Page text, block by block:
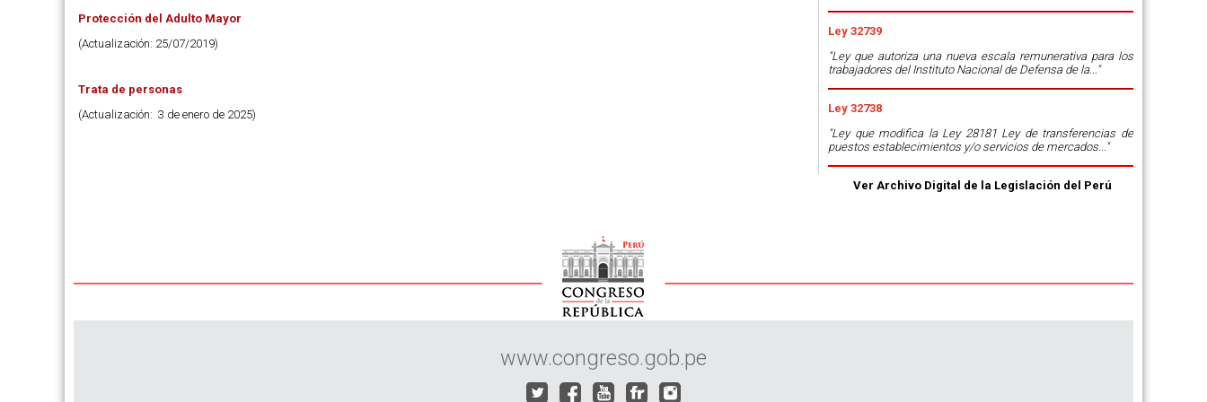
Protección del Adulto Mayor
(Actualización: 25/07/2019)
Trata de personas
(Actualización: 3 de enero de 2025)
Ley 32739
"Ley que autoriza una nueva escala remunerativa para los
trabajadores del Instituto Nacional de Defensa de la..."
Ley 32738
"Ley que modifica la Ley 28181 Ley de transferencias de
puestos establecimientos y/o servicios de mercados..."
Ver Archivo Digital de la Legislación del Perú
www.congreso.gob.pe